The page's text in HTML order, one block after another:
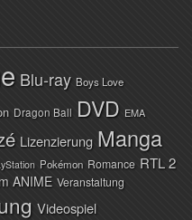
Blu-ray Boys Love
Dragon Ball DVD EMA
Lizenzierung Manga
Pokémon Romance RTL 2
ANIME Veranstaltung
Videospiel